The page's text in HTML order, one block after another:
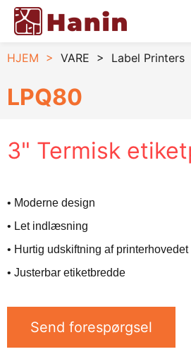
HJEM > VARE > Label Printers
LPQ80
3" Termisk
• Moderne design
• Let indlæsning
• Hurtig udskiftning af printerhovedet
• Justerbar etiketbredde
Send forespørgsel